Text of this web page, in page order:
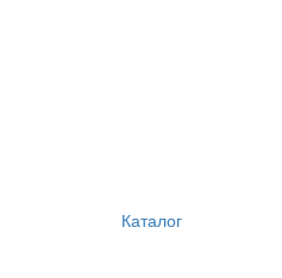
Каталог